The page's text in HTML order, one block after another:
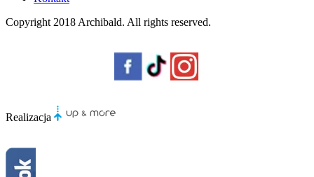
Copyright 2018 Archibald. All rights reserved.
Realizacja